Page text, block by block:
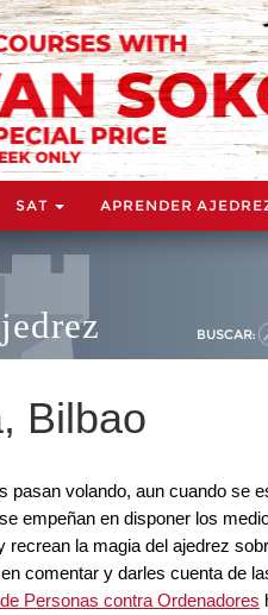
SAT APRENDER
BUSCAR:
Bilbao
pasan volando, aun cuando se
empeñan en disponer los
recrean la magia del ajedrez
comentar y darles cuenta de
Personas contra Ordenadores